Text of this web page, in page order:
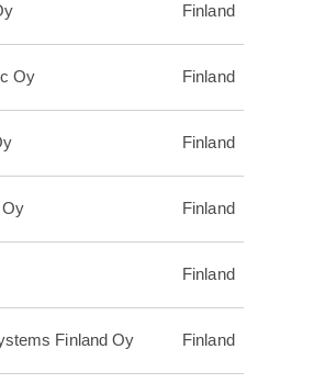
Finland
Oy Finland
Finland
Finland
Finland
Finland Oy Finland